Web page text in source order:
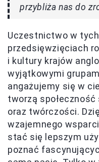
przybliża nas do
Uczestnictwo w
przedsięwzięciach
i kultury krajów
wyjątkowymi
angażujemy się w
tworzą
oraz twórczości.
wzajemnego
stać się lepszym
poznać